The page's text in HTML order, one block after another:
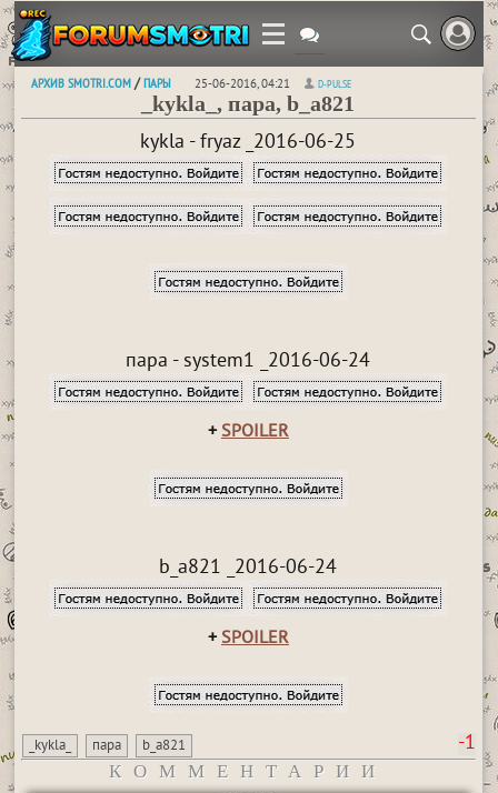
АРХИВ SMOTRI.COM /ПАРЫ 25-06-2016, 04:21 D-PULSE
_kykla_, пара, b_a821
kykla - fryaz _2016-06-25
пара - system1 _2016-06-24
+ SPOILER
b_a821 _2016-06-24
+ SPOILER
_kykla_ пара b_a821 -1
КОММЕНТАРИИ